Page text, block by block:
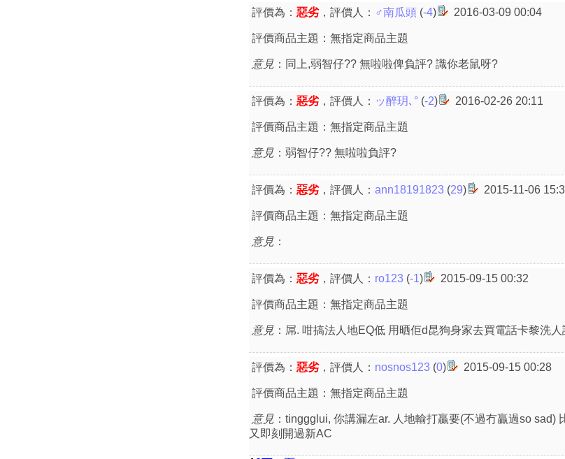
評價為： 惡劣，評價人： ♂南瓜頭(-4) 2016-03-09 00:04
評價商品主題：無指定商品主題
意見 ：同上,弱智仔?? 無啦啦俾負評? 識你老鼠呀?
評價為： 惡劣，評價人： ッ醉玥､°(-2) 2016-02-26 20:11
評價商品主題：無指定商品主題
意見 ：弱智仔?? 無啦啦負評?
評價為： 惡劣，評價人： ann18191823 (29) 2015-11-06
評價商品主題：無指定商品主題
意見 ：
評價為： 惡劣，評價人： ro123 (-1) 2015-09-15 00:32
評價商品主題：無指定商品主題
意見 ：屌. 咁搞法人地EQ低 用晒佢d昆狗身家去買電話卡黎洗
評價為： 惡劣，評價人： nosnos123 (0) 2015-09-15 00:28
評價商品主題：無指定商品主題
意見 ：tinggglui, 你講漏左ar. 人地輸打贏要(不過冇贏過so
又即刻開過新AC